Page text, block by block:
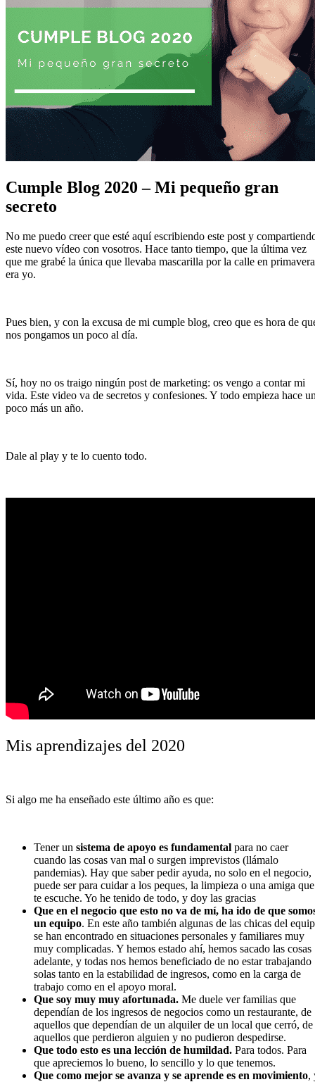
Cumple Blog 2020 – Mi pequeño gran
secreto
No me puedo creer que esté aquí escribiendo este post y
este nuevo vídeo con vosotros. Hace tanto tiempo, que la última vez
que me grabé la única que llevaba mascarilla por la calle en primavera
era yo.
Pues bien, y con la excusa de mi cumple blog, creo que es hora de
nos pongamos un poco al día.
Sí, hoy no os traigo ningún post de marketing: os vengo a contar mi
vida. Este video va de secretos y confesiones. Y todo empieza hace
poco más un año.
Dale al play y te lo cuento todo.
Mis aprendizajes del 2020
Si algo me ha enseñado este último año es que:
Tener un sistema de apoyo es fundamental para no caer
cuando las cosas van mal o surgen imprevistos (llámalo
pandemias). Hay que saber pedir ayuda, no solo en el negocio,
puede ser para cuidar a los peques, la limpieza o una amiga que
te escuche. Yo he tenido de todo, y doy las gracias
Que en el negocio que esto no va de mí, ha ido de que
un equipo. En este año también algunas de las chicas del
se han encontrado en situaciones personales y familiares muy
muy complicadas. Y hemos estado ahí, hemos sacado las cosas
adelante, y todas nos hemos beneficiado de no estar trabajando
solas tanto en la estabilidad de ingresos, como en la carga de
trabajo como en el apoyo moral.
Que soy muy muy afortunada. Me duele ver familias que
dependían de los ingresos de negocios como un restaurante, de
aquellos que dependían de un alquiler de un local que cerró, de
aquellos que perdieron alguien y no pudieron despedirse.
Que todo esto es una lección de humildad. Para todos. Para
que apreciemos lo bueno, lo sencillo y lo que tenemos.
Que como mejor se avanza y se aprende es en movimiento,